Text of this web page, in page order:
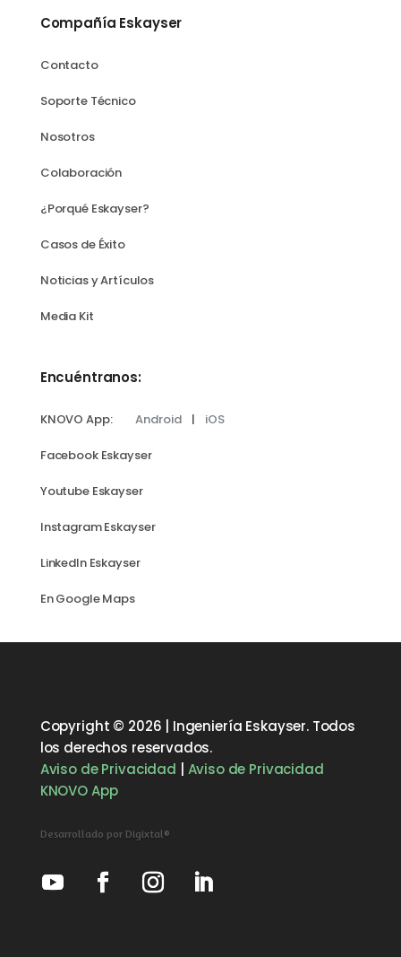
Compañía Eskayser
Contacto
Soporte Técnico
Nosotros
Colaboración
¿Porqué Eskayser?
Casos de Éxito
Noticias y Artículos
Media Kit
Encuéntranos:
KNOVO App:Android| iOS
Facebook Eskayser
Youtube Eskayser
Instagram Eskayser
LinkedIn Eskayser
En Google Maps
Copyright © 2026 | Ingeniería Eskayser. Todos
los derechos reservados.
Aviso de Privacidad
Aviso de Privacidad
KNOVO App
Desarrollado por Digixtal®